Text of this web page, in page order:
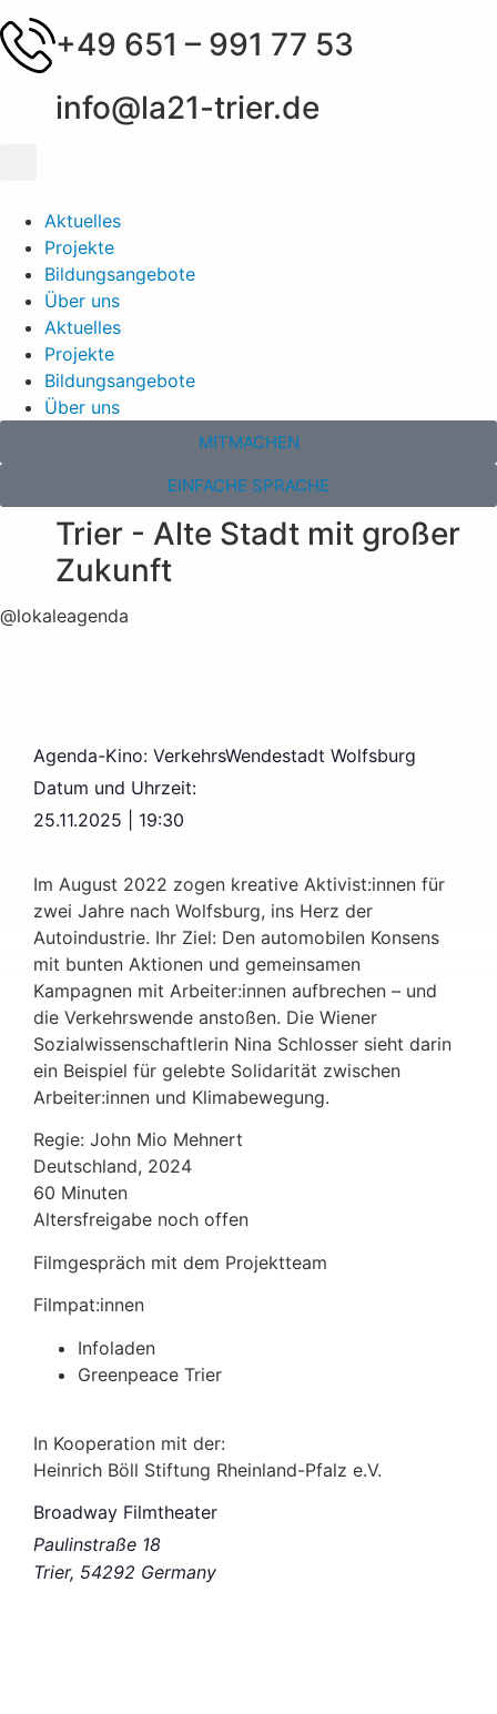
+49 651 – 991 77 53
info@la21-trier.de
Aktuelles
Projekte
Bildungsangebote
Über uns
Aktuelles
Projekte
Bildungsangebote
Über uns
MITMACHEN
EINFACHE SPRACHE
Trier - Alte Stadt mit großer
Zukunft
@lokaleagenda
Agenda-Kino: VerkehrsWendestadt Wolfsburg
Datum und Uhrzeit:
25.11.2025
19:30
Im August 2022 zogen kreative Aktivist:innen für
zwei Jahre nach Wolfsburg, ins Herz der
Autoindustrie. Ihr Ziel: Den automobilen Konsens
mit bunten Aktionen und gemeinsamen
Kampagnen mit Arbeiter:innen aufbrechen – und
die Verkehrswende anstoßen. Die Wiener
Sozialwissenschaftlerin Nina Schlosser sieht darin
ein Beispiel für gelebte Solidarität zwischen
Arbeiter:innen und Klimabewegung.
Regie: John Mio Mehnert
Deutschland, 2024
60 Minuten
Altersfreigabe noch offen
Filmgespräch mit dem Projektteam
Filmpat:innen
Infoladen
Greenpeace Trier
In Kooperation mit der:
Heinrich Böll Stiftung Rheinland-Pfalz e.V.
Broadway Filmtheater
Paulinstraße 18
Trier, 54292 Germany